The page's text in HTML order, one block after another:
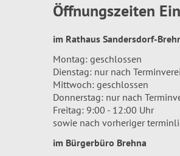
Öffnungszeiten
im Rathaus Sandersdorf-
Montag: geschlossen
Dienstag: nur nach
Mittwoch: geschlossen
Donnerstag: nur nach
Freitag: 9:00 - 12:00 Uhr
sowie nach vorheriger
im Bürgerbüro Brehna